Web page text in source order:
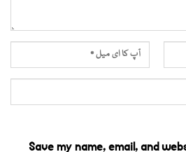
Save my name, email, and